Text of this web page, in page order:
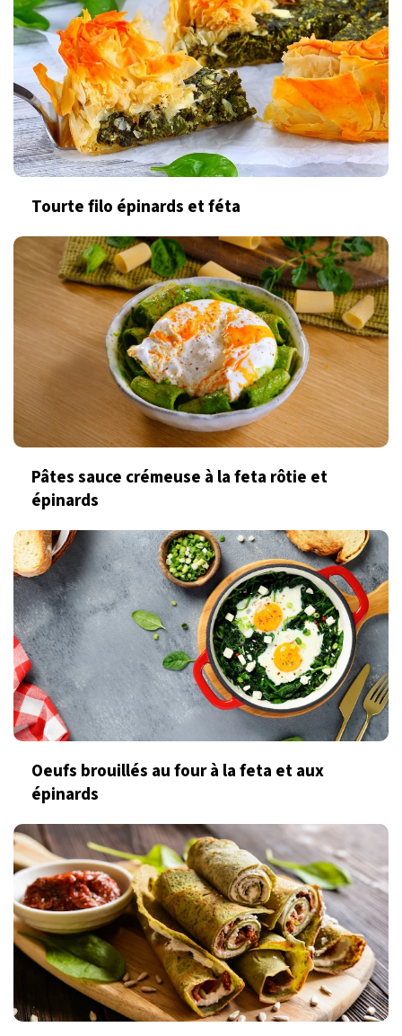
Tourte filo épinards et féta
Pâtes sauce crémeuse à la feta rôtie et
épinards
Oeufs brouillés au four à la feta et aux
épinards